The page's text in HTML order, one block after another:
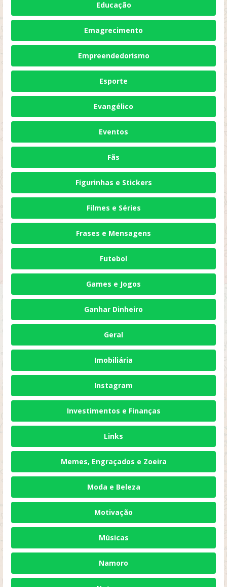
Educação
Emagrecimento
Empreendedorismo
Esporte
Evangélico
Eventos
Fãs
Figurinhas e Stickers
Filmes e Séries
Frases e Mensagens
Futebol
Games e Jogos
Ganhar Dinheiro
Geral
Imobiliária
Instagram
Investimentos e Finanças
Links
Memes, Engraçados e Zoeira
Moda e Beleza
Motivação
Músicas
Namoro